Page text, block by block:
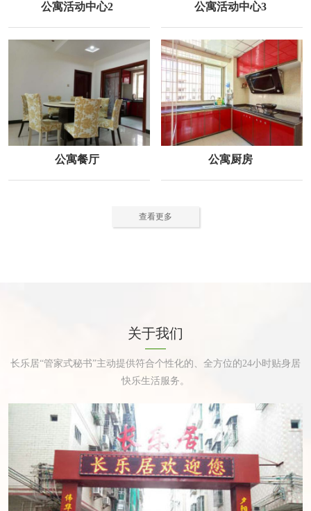
公寓活动中心2 公寓活动中心3
公寓餐厅 公寓厨房
查看更多
关于我们
长乐居“管家式秘书”主动提供符合个性化的、全方位的24小时贴身居
快乐生活服务。